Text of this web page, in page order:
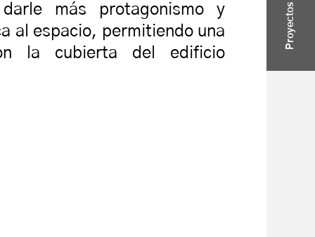
Proyectos
más protagonismo y
al espacio, permitiendo una
la cubierta del edificio